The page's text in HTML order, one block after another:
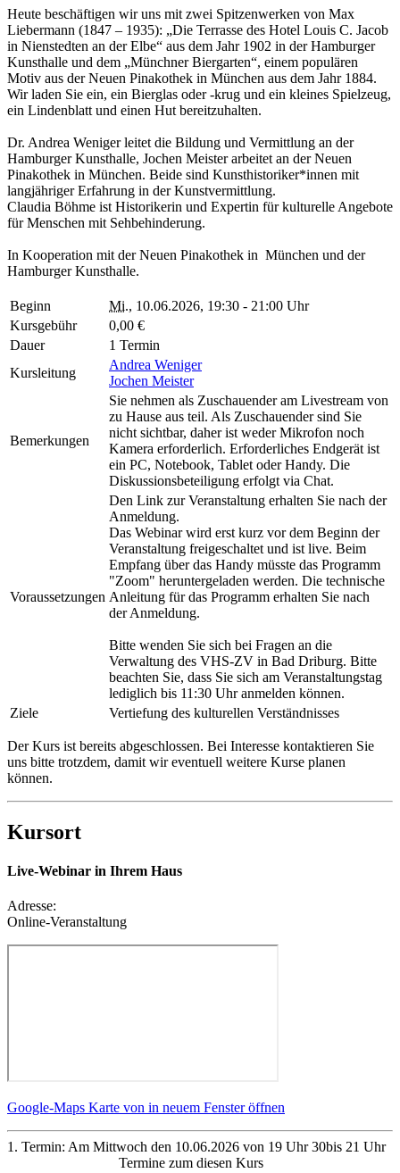
Heute beschäftigen wir uns mit zwei Spitzenwerken von Max
Liebermann (1847 – 1935): „Die Terrasse des Hotel Louis C. Jacob
in Nienstedten an der Elbe“ aus dem Jahr 1902 in der Hamburger
Kunsthalle und dem „Münchner Biergarten“, einem populären
Motiv aus der Neuen Pinakothek in München aus dem Jahr 1884.
Wir laden Sie ein, ein Bierglas oder -krug und ein kleines Spielzeug,
ein Lindenblatt und einen Hut bereitzuhalten.
Dr. Andrea Weniger leitet die Bildung und Vermittlung an der
Hamburger Kunsthalle, Jochen Meister arbeitet an der Neuen
Pinakothek in München. Beide sind Kunsthistoriker*innen mit
langjähriger Erfahrung in der Kunstvermittlung.
Claudia Böhme ist Historikerin und Expertin für kulturelle Angebote
für Menschen mit Sehbehinderung.
In Kooperation mit der Neuen Pinakothek in München und der
Hamburger Kunsthalle.
Beginn Mi., 10.06.2026, 19:30 - 21:00 Uhr
Kursgebühr
0,00 €
Dauer
1 Termin
Kursleitung
Andrea Weniger
Jochen Meister
Bemerkungen
Sie nehmen als Zuschauender am Livestream von
zu Hause aus teil. Als Zuschauender sind Sie
nicht sichtbar, daher ist weder Mikrofon noch
Kamera erforderlich. Erforderliches Endgerät ist
ein PC, Notebook, Tablet oder Handy. Die
Diskussionsbeteiligung erfolgt via Chat.
Voraussetzungen
Den Link zur Veranstaltung erhalten Sie nach der
Anmeldung.
Das Webinar wird erst kurz vor dem Beginn der
Veranstaltung freigeschaltet und ist live. Beim
Empfang über das Handy müsste das Programm
"Zoom" heruntergeladen werden. Die technische
Anleitung für das Programm erhalten Sie nach
der Anmeldung.
Bitte wenden Sie sich bei Fragen an die
Verwaltung des VHS-ZV in Bad Driburg. Bitte
beachten Sie, dass Sie sich am Veranstaltungstag
lediglich bis 11:30 Uhr anmelden können.
Ziele
Vertiefung des kulturellen Verständnisses
Der Kurs ist bereits abgeschlossen. Bei Interesse kontaktieren Sie
uns bitte trotzdem, damit wir eventuell weitere Kurse planen
können.
Kursort
Live-Webinar in Ihrem Haus
Adresse:
Online-Veranstaltung
Google-Maps Karte von in neuem Fenster öffnen
1. Termin: Am Mittwoch den 10.06.2026 von 19 Uhr 30bis 21 Uhr
Termine zum diesen Kurs